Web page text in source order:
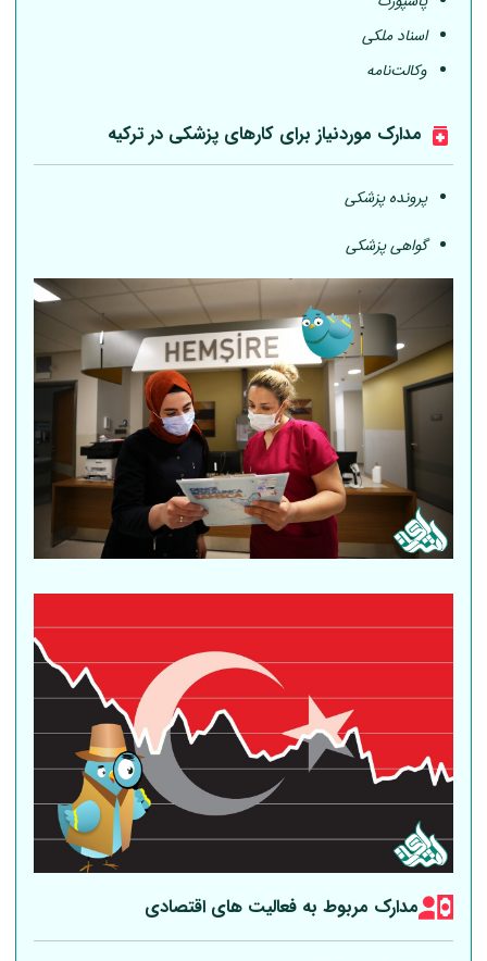
اسناد ملکی
وکالت‌نامه
مدارک موردنیاز برای کارهای پزشکی در ترکیه
پرونده پزشکی
گواهی پزشکی
مدارک مربوط به فعالیت های اقتصادی